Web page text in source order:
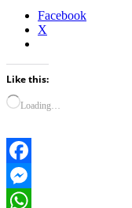
Facebook
X
Like this:
Loading…
Facebook
Messenger